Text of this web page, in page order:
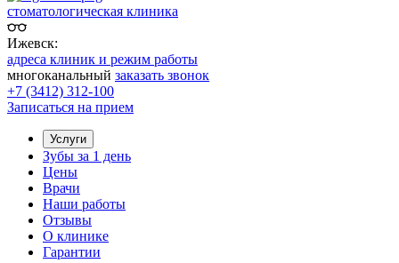
стоматологическая клиника
Ижевск:
адреса клиник и режим работы
многоканальный заказать звонок
+7 (3412) 312-100
Записаться на прием
Услуги
Зубы за 1 день
Цены
Врачи
Наши работы
Отзывы
О клинике
Гарантии